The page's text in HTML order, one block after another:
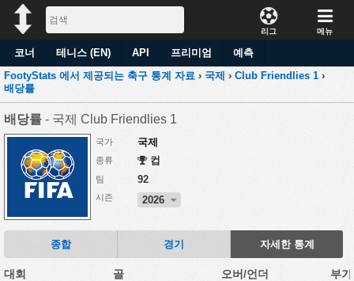
리그 메뉴
코너 테니스 (EN) API 프리미엄
예측
FootyStats 에서 제공되는 축구 통계 자료 › 국제 › Club Friendlies 1 ›
배당률
배당률 - 국제 Club Friendlies 1
국가 국제
종류 컵
팀 92
시즌 2026
종합 경기 자세한 통계
대회 골 오버/언더 부